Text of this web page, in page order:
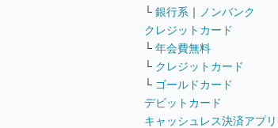
└ 銀行系 ｜
ノンバンク
クレジットカード
└ 年会費無料
└ クレジットカード
└ ゴールドカード
デビットカード
キャッシュレス決済アプリ